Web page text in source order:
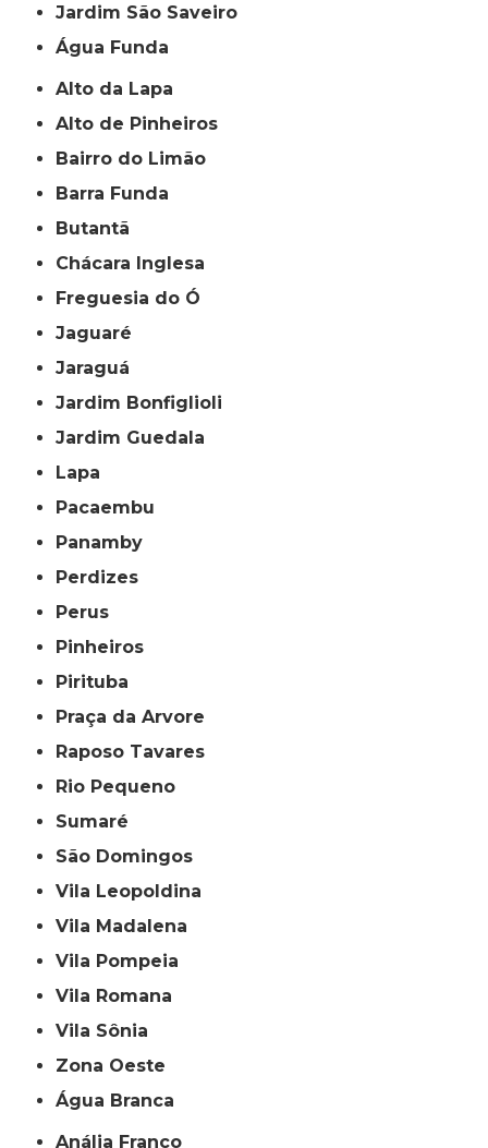
jardim São Saveiro
Água Funda
Alto da Lapa
Alto de Pinheiros
Bairro do Limão
Barra Funda
Butantã
Chácara Inglesa
Freguesia do Ó
Jaguaré
Jaraguá
Jardim Bonfiglioli
Jardim Guedala
Lapa
Pacaembu
Panamby
Perdizes
Perus
Pinheiros
Pirituba
Praça da Arvore
Raposo Tavares
Rio Pequeno
Sumaré
São Domingos
Vila Leopoldina
Vila Madalena
Vila Pompeia
Vila Romana
Vila Sônia
Zona Oeste
Água Branca
Anália Franco